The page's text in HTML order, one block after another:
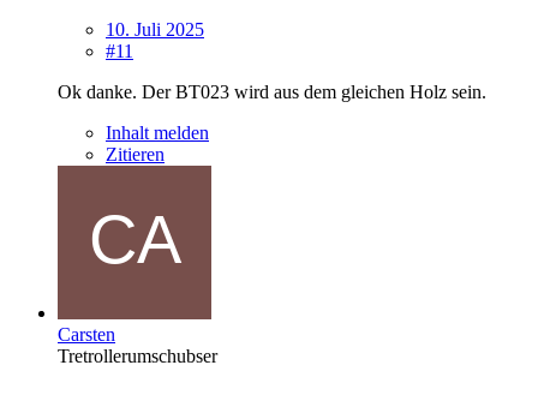
10. Juli 2025
#11
Ok danke. Der BT023 wird aus dem gleichen Holz sein.
Inhalt melden
Zitieren
Carsten
Tretrollerumschubser